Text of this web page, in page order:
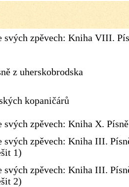
svých zpěvech: Kniha VIII.
z uherskobrodska
kopaničárů
svých zpěvech: Kniha X.
svých zpěvech: Kniha III.
1)
svých zpěvech: Kniha III.
2)